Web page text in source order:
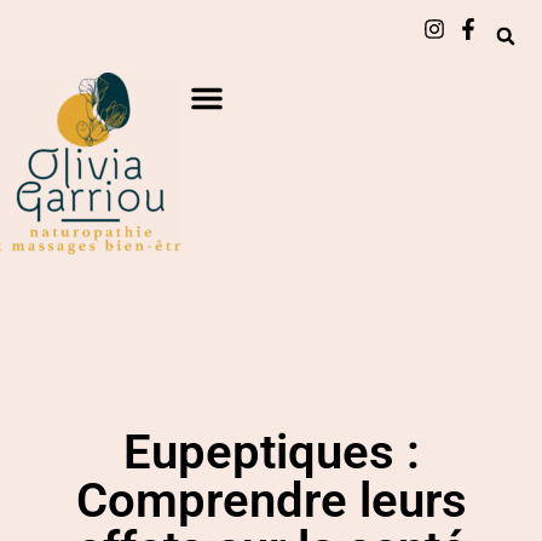
Eupeptiques :
Comprendre leurs